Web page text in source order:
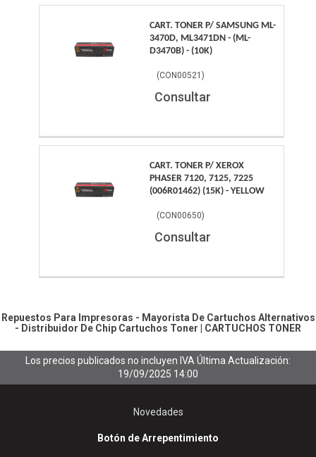
CART. TONER P/ SAMSUNG ML-
3470D, ML3471DN - (ML-
D3470B) - (10K)
(CON00521 )
Consultar
CART. TONER P/ XEROX
PHASER 7120, 7125, 7225
(006R01462) (15K) - YELLOW
(CON00650)
Consultar
Repuestos Para Impresoras - Mayorista De Cartuchos Alternativos
- Distribuidor De Chip Cartuchos Toner | CARTUCHOS TONER
Los precios publicados no incluyen IVA Última Actualización:
19/09/2025 14:00
Novedades
Botón de Arrepentimiento